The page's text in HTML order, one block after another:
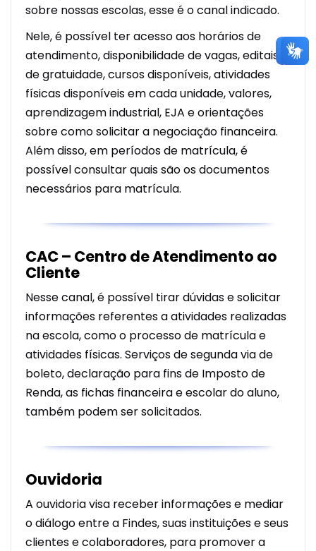
sobre nossas escolas, esse é o canal indicado.
Nele, é possível ter acesso aos horários de
atendimento, disponibilidade de vagas, editais
de gratuidade, cursos disponíveis, atividades
físicas disponíveis em cada unidade, valores,
aprendizagem industrial, EJA e orientações
sobre como solicitar a negociação financeira.
Além disso, em períodos de matrícula, é
possível consultar quais são os documentos
necessários para matrícula.
CAC – Centro de Atendimento ao
Cliente
Nesse canal, é possível tirar dúvidas e solicitar
informações referentes a atividades realizadas
na escola, como o processo de matrícula e
atividades físicas. Serviços de segunda via de
boleto, declaração para fins de Imposto de
Renda, as fichas financeira e escolar do aluno,
também podem ser solicitados.
Ouvidoria
A ouvidoria visa receber informações e mediar
o diálogo entre a Findes, suas instituições e seus
clientes e colaboradores, para promover a